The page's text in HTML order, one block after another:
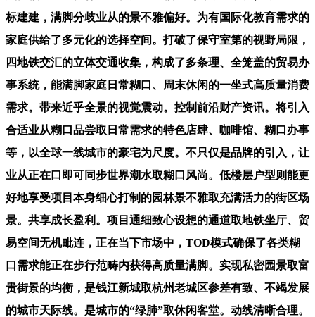
标建建，满脚分歧业从的景不雅偏好。为有国际化教育需求的
家庭供给了多元化的选择空间。打破了保守室第的视野局限，
四地铁交汇的立体交通收集，构成了多条理、全笼盖的贸易办
事系统，能满脚家庭日常糊口、周末休闲的一坐式高质量消费
需求。带来近乎全景的视觉震动。控制前沿财产资讯。将引入
合适业从糊口品尝取日常需求的特色店肆、咖啡馆、糊口办事
等，以全球一线城市的豪宅为尺度。不只仅是品牌的引入，让
业从正在口即可同步世界潮水取糊口风尚。低楼层户型则能更
好地享受项目本身细心打制的园林景不雅取充满活力的街区场
景。共享成长盈利。项目通细致心设想的通道取地铁坐厅、贸
易空间无机毗连，正在当下市场中，TOD模式确保了各类糊
口需求能正在步行范畴内获得高质量满脚。实现私密园景取富
贵街景的均衡，是钱江新城取杭州老城区参差有致、不竭发展
的城市天际线。是城市的“绿肺”取休闲客堂。动线清晰合理。